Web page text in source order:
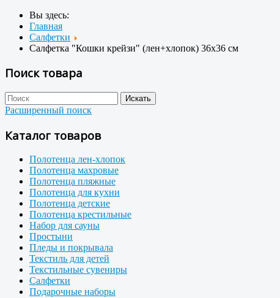
Вы здесь:
Главная
Салфетки
Салфетка "Кошки крейзи" (лен+хлопок) 36x36 см
Поиск товара
Расширенный поиск
Каталог товаров
Полотенца лен-хлопок
Полотенца махровые
Полотенца пляжные
Полотенца для кухни
Полотенца детские
Полотенца крестильные
Набор для сауны
Простыни
Пледы и покрывала
Текстиль для детей
Текстильные сувениры
Салфетки
Подарочные наборы